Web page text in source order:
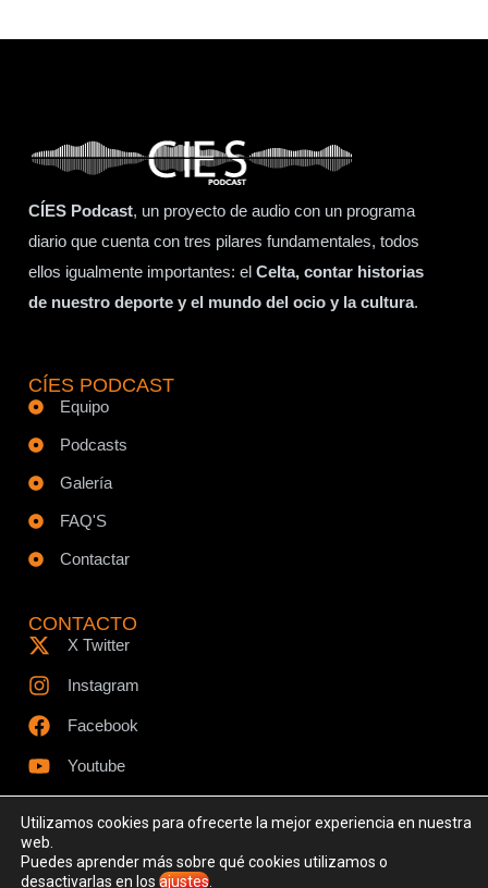
CÍES Podcast, un proyecto de audio con un programa
diario que cuenta con tres pilares fundamentales, todos
ellos igualmente importantes: el Celta, contar historias
de nuestro deporte y el mundo del ocio y la cultura.
CÍES PODCAST
Equipo
Podcasts
Galería
FAQ'S
Contactar
CONTACTO
X Twitter
Instagram
Facebook
Youtube
© Todos los derechos reservados - www.ciespodcast.es
Utilizamos cookies para ofrecerte la mejor experiencia en nuestra
web.
Puedes aprender más sobre qué cookies utilizamos o
desactivarlas en los ajustes